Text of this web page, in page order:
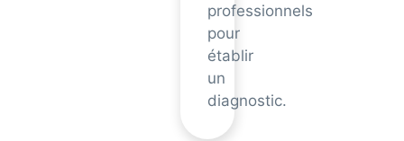
professionnels
pour
établir
un
diagnostic.